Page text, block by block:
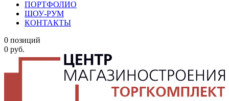
ПОРТФОЛИО
ШОУ-РУМ
КОНТАКТЫ
0 позиций
0 руб.